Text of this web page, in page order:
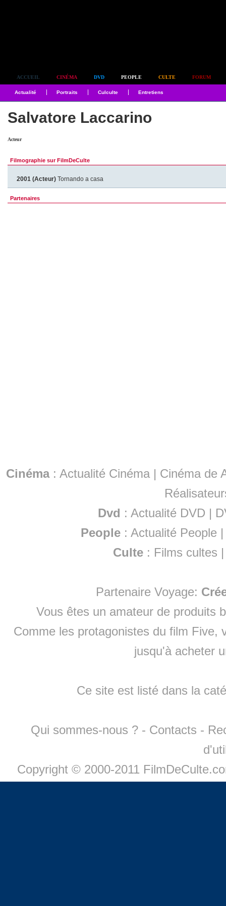
ACCUEIL CINÉMA DVD PEOPLE CULTE FORUM
Actualité Portraits Culculte Entretiens
Salvatore Laccarino
Acteur
Filmographie sur FilmDeCulte
2001 (Acteur) Tornando a casa
Partenaires
Cinéma: Actualité Cinéma | Cinéma de
Dvd : Actualité DVD |
People :Actualité People
Culte : Films cultes
Partenaire Voyage:
Vous êtes un amateur de produits
Comme les protagonistes du film Five,
jusqu'à acheter
Ce site est listé dans la
Qui sommes-nous ? - Contacts -
Copyright © 2000-2011